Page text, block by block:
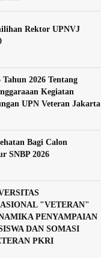
Rektor UPNVJ
2026 Tentang
Kegiatan
UPN Veteran Jakarta
Bagi Calon
SNBP 2026
"VETERAN"
PENYAMPAIAN
DAN SOMASI
PKRI